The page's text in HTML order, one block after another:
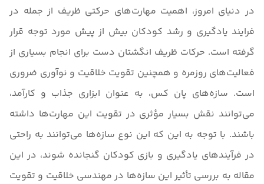
در دنیای امروز، اهمیت مهارت‌های حرکتی ظریف از جمله در
فرایند یادگیری و رشد کودکان بیش از پیش مورد توجه قرار
گرفته است. حرکات ظریف انگشتان دست برای انجام بسیاری از
فعالیت‌های روزمره و همچنین تقویت خلاقیت و نوآوری ضروری
است. سازه‌های پان کس، به عنوان ابزاری جذاب و کارآمد،
می‌توانند نقش بسیار مؤثری در تقویت این مهارت‌ها داشته
باشند. با توجه به این که این نوع سازه‌ها می‌توانند به راحتی
در فرآیندهای یادگیری و بازی کودکان گنجانده شوند، در این
مقاله به بررسی تأثیر این سازه‌ها در مهندسی خلاقیت و تقویت